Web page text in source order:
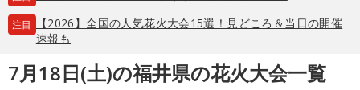
注目
【2026】全国の人気花火大会15選！見どころ＆当日の開催
速報も
7月18日(土)の福井県の花火大会一覧